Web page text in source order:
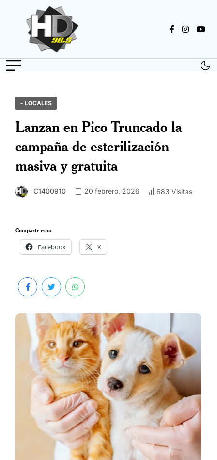
- LOCALES
Lanzan en Pico Truncado la
campaña de esterilización
masiva y gratuita
C1400910 20 febrero, 2026 683 Visitas
Comparte esto:
Facebook X